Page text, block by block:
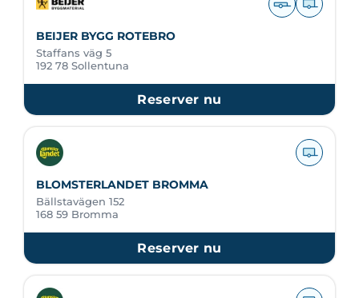
BEIJER BYGG ROTEBRO
Staffans väg 5
192 78 Sollentuna
Reserver nu
BLOMSTERLANDET BROMMA
Bällstavägen 152
168 59 Bromma
Reserver nu